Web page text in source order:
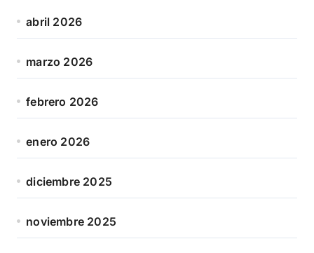
abril 2026
marzo 2026
febrero 2026
enero 2026
diciembre 2025
noviembre 2025